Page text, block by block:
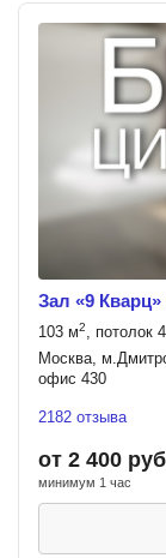
Зал «9
103 м2, потолок
Москва,
офис 430
2182 отзыва
от 2 400
минимум 1 час